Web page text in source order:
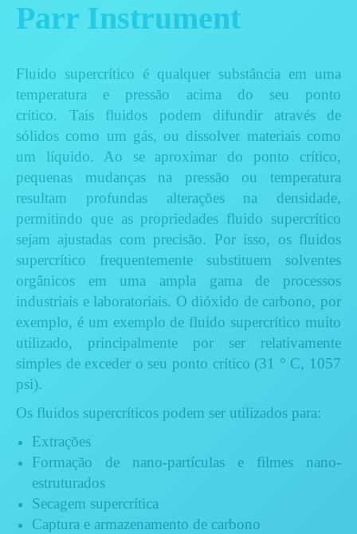
Parr Instrument
Fluido supercrítico é qualquer substância em uma
temperatura e pressão acima do seu ponto
crítico. Tais fluidos podem difundir através de
sólidos como um gás, ou dissolver materiais como
um líquido. Ao se aproximar do ponto crítico,
pequenas mudanças na pressão ou temperatura
resultam profundas alterações na densidade,
permitindo que as propriedades fluido supercrítico
sejam ajustadas com precisão.
Por isso, os fluidos
supercrítico frequentemente substituem solventes
orgânicos em uma ampla gama de processos
industriais e laboratoriais. O dióxido de carbono, por
exemplo, é um exemplo de fluido supercrítico muito
utilizado, principalmente por ser
relativamente
simples de exceder o seu ponto crítico (31 ° C, 1057
psi).
Os fluidos supercríticos podem ser utilizados para:
Extrações
Formação de nano-partículas e filmes nano-
estruturados
Secagem supercrítica
Captura e armazenamento de carbono